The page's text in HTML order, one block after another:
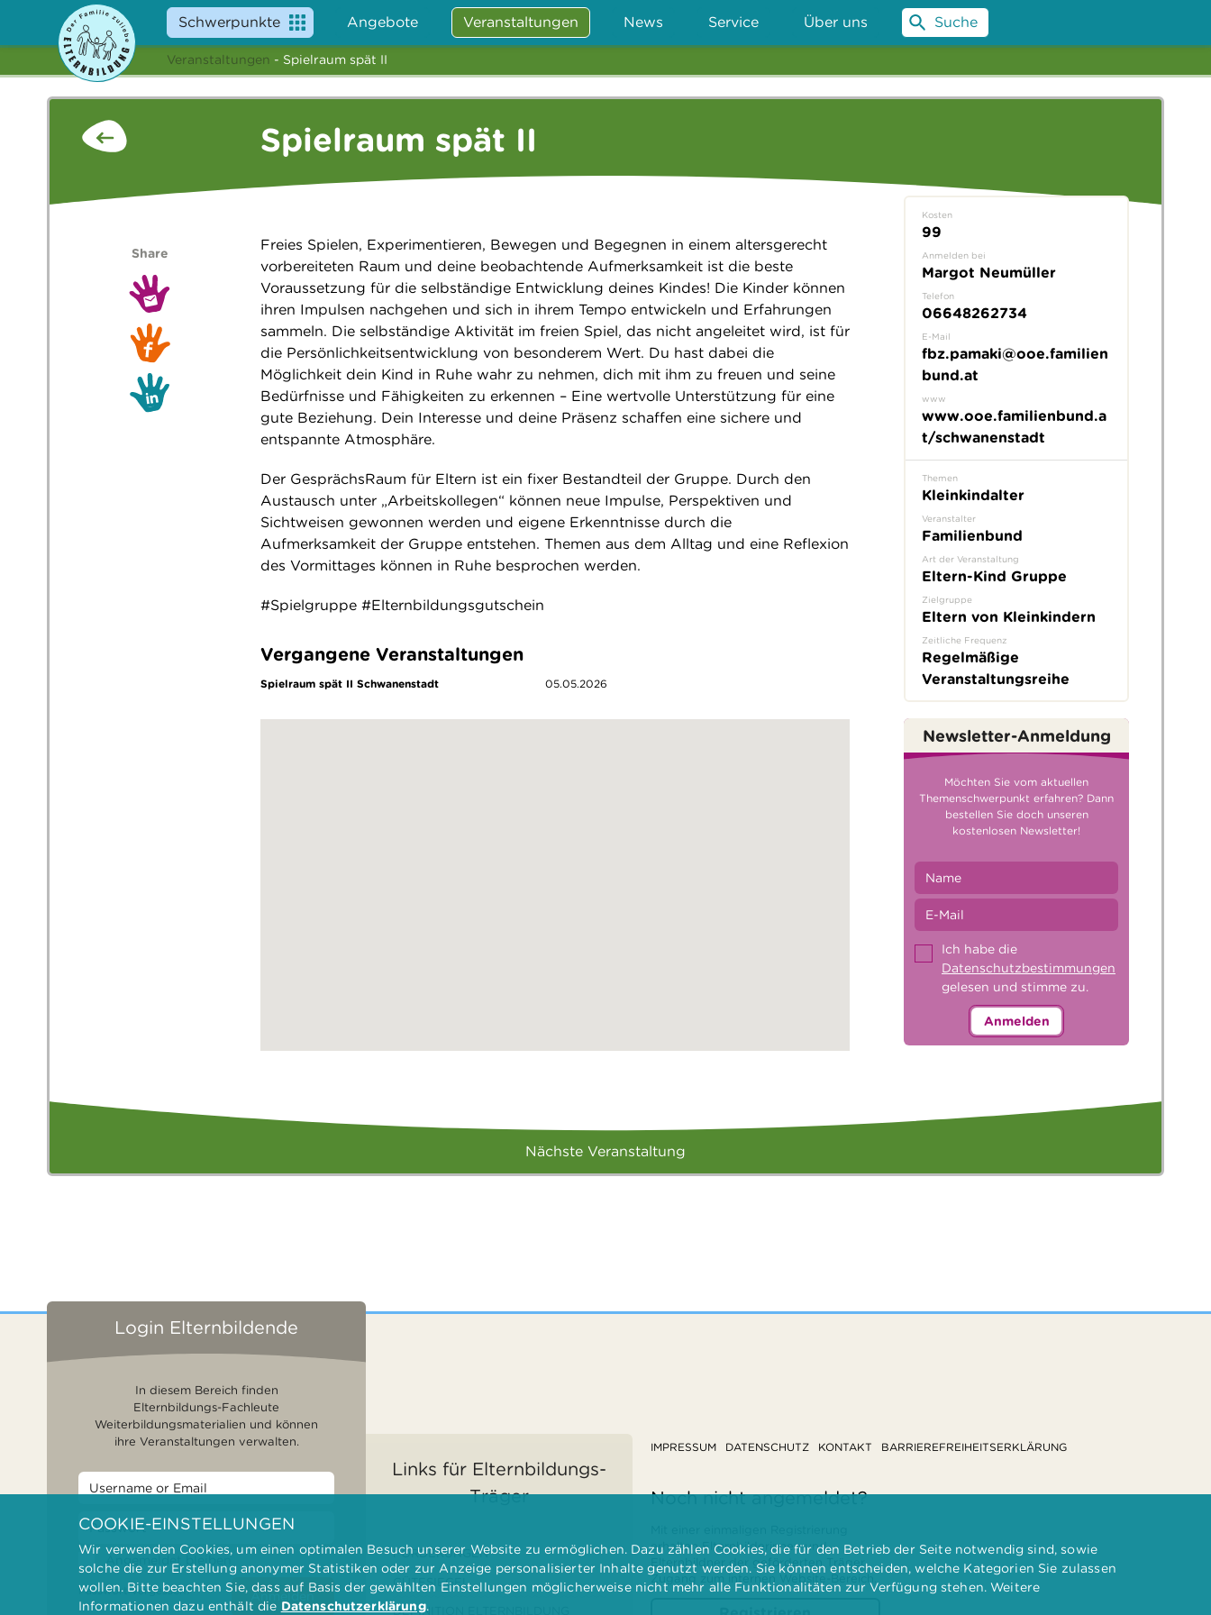
Schwerpunkte Angebote Veranstaltungen News Service Über uns Suche
Veranstaltungen - Spielraum spät II
Spielraum spät II
Freies Spielen, Experimentieren, Bewegen und Begegnen in einem altersgerecht
vorbereiteten Raum und deine beobachtende Aufmerksamkeit ist die beste
Voraussetzung für die selbständige Entwicklung deines Kindes! Die Kinder können
ihren Impulsen nachgehen und sich in ihrem Tempo entwickeln und Erfahrungen
sammeln. Die selbständige Aktivität im freien Spiel, das nicht angeleitet wird, ist für
die Persönlichkeitsentwicklung von besonderem Wert. Du hast dabei die
Möglichkeit dein Kind in Ruhe wahr zu nehmen, dich mit ihm zu freuen und seine
Bedürfnisse und Fähigkeiten zu erkennen – Eine wertvolle Unterstützung für eine
gute Beziehung. Dein Interesse und deine Präsenz schaffen eine sichere und
entspannte Atmosphäre.
Der GesprächsRaum für Eltern ist ein fixer Bestandteil der Gruppe. Durch den
Austausch unter „Arbeitskollegen“ können neue Impulse, Perspektiven und
Sichtweisen gewonnen werden und eigene Erkenntnisse durch die
Aufmerksamkeit der Gruppe entstehen. Themen aus dem Alltag und eine Reflexion
des Vormittages können in Ruhe besprochen werden.
#Spielgruppe #Elternbildungsgutschein
Vergangene Veranstaltungen
Spielraum spät II Schwanenstadt 05.05.2026
Share
Kosten
99
Anmelden bei
Margot Neumüller
Telefon
06648262734
E-Mail
fbz.pamaki@ooe.familien
bund.at
www
www.ooe.familienbund.a
t/schwanenstadt
Themen
Kleinkindalter
Veranstalter
Familienbund
Art der Veranstaltung
Eltern-Kind Gruppe
Zielgruppe
Eltern von Kleinkindern
Zeitliche Frequenz
Regelmäßige
Veranstaltungsreihe
Newsletter-Anmeldung
Möchten Sie vom aktuellen
Themenschwerpunkt erfahren? Dann
bestellen Sie doch unseren
kostenlosen Newsletter!
Ich habe die
Datenschutzbestimmungen
gelesen und stimme zu.
Anmelden
Nächste Veranstaltung
Login Elternbildende
In diesem Bereich finden
Elternbildungs-Fachleute
Weiterbildungsmaterialien und können
ihre Veranstaltungen verwalten.
Angemeldet bleiben
Passwort vergessen? Anmelden
Links für Elternbildungs-
Träger
FÖRDERUNGEN
GÜTESIEGEL
DEFINITION ELTERNBILDUNG
IMPRESSUM DATENSCHUTZ KONTAKT BARRIEREFREIHEITSERKLÄRUNG
Noch nicht angemeldet?
erhalten Elternbilderinnen und
Elternbildner der geförderten Träger
Zugang zum internen Website-Bereich.
COOKIE-EINSTELLUNGEN
Wir verwenden Cookies, um einen optimalen Besuch unserer Website zu ermöglichen. Dazu zählen Cookies, die für den Betrieb der Seite notwendig sind, sowie
solche die zur Erstellung anonymer Statistiken oder zur Anzeige personalisierter Inhalte genutzt werden. Sie können entscheiden, welche Kategorien Sie zulassen
wollen. Bitte beachten Sie, dass auf Basis der gewählten Einstellungen möglicherweise nicht mehr alle Funktionalitäten zur Verfügung stehen. Weitere
Informationen dazu enthält die Datenschutzerklärung.